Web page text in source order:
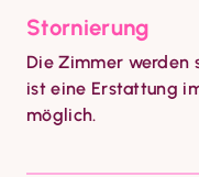
Stornierung
Die Zimmer werden
ist eine Erstattung
möglich.